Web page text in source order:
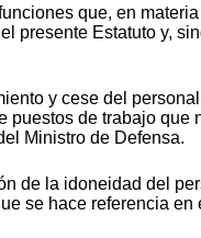
que, en
presente Estatuto y,
y cese del
puestos de trabajo que
Ministro de Defensa.
de la idoneidad del
se hace referencia en